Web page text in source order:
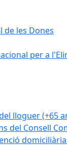
de les Dones
per a
lloguer (+65
del Consell
domiciliària